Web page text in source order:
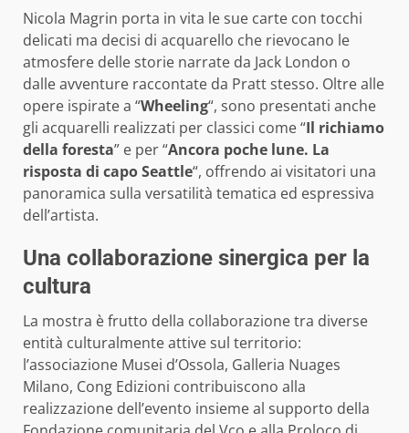
Nicola Magrin porta in vita le sue carte con tocchi
delicati ma decisi di acquarello che rievocano le
atmosfere delle storie narrate da Jack London o
dalle avventure raccontate da Pratt stesso. Oltre alle
opere ispirate a “Wheeling“, sono presentati anche
gli acquarelli realizzati per classici come “Il richiamo
della foresta” e per “Ancora poche lune. La
risposta di capo Seattle“, offrendo ai visitatori una
panoramica sulla versatilità tematica ed espressiva
dell’artista.
Una collaborazione sinergica per la
cultura
La mostra è frutto della collaborazione tra diverse
entità culturalmente attive sul territorio:
l’associazione Musei d’Ossola, Galleria Nuages
Milano, Cong Edizioni contribuiscono alla
realizzazione dell’evento insieme al supporto della